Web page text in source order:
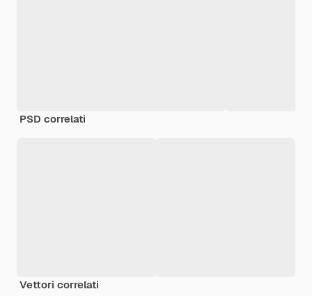
PSD correlati
Vettori correlati